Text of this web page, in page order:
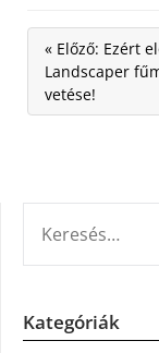
« Előző: Ezért
Landscaper
vetése!
Kategóriák